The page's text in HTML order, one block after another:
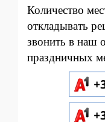
Количество
откладывать
звонить в наш
праздничных